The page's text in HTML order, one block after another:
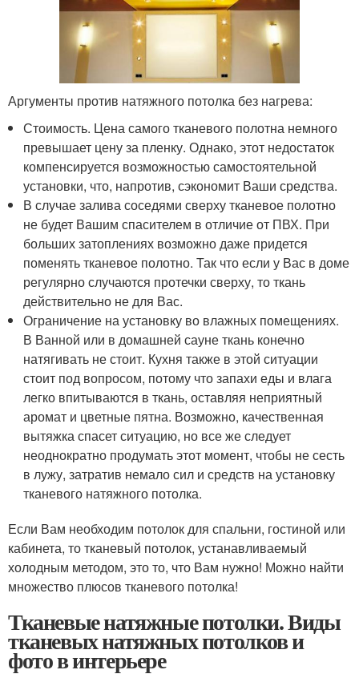
Аргументы против натяжного потолка без нагрева:
Стоимость. Цена самого тканевого полотна немного
превышает цену за пленку. Однако, этот недостаток
компенсируется возможностью самостоятельной
установки, что, напротив, сэкономит Ваши средства.
В случае залива соседями сверху тканевое полотно
не будет Вашим спасителем в отличие от ПВХ. При
больших затоплениях возможно даже придется
поменять тканевое полотно. Так что если у Вас в доме
регулярно случаются протечки сверху, то ткань
действительно не для Вас.
Ограничение на установку во влажных помещениях.
В Ванной или в домашней сауне ткань конечно
натягивать не стоит. Кухня также в этой ситуации
стоит под вопросом, потому что запахи еды и влага
легко впитываются в ткань, оставляя неприятный
аромат и цветные пятна. Возможно, качественная
вытяжка спасет ситуацию, но все же следует
неоднократно продумать этот момент, чтобы не сесть
в лужу, затратив немало сил и средств на установку
тканевого натяжного потолка.
Если Вам необходим потолок для спальни, гостиной или
кабинета, то тканевый потолок, устанавливаемый
холодным методом, это то, что Вам нужно! Можно найти
множество плюсов тканевого потолка!
Тканевые натяжные потолки. Виды
тканевых натяжных потолков и
фото в интерьере